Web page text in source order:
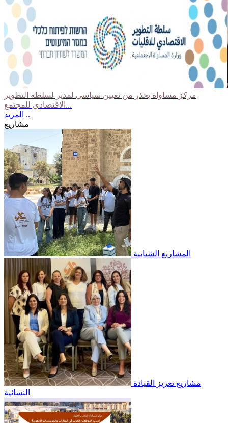
مركز مساواة يحذر من تعيين سياسي لمدير لسلطة التطوير
الاقتصادي للمجتمع...
المزيد ..
مشاريع
المشاريع الشبابية
النسائية